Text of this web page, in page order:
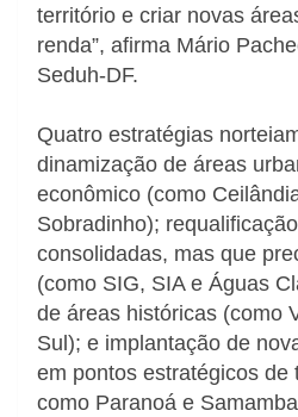
território e criar novas
renda”, afirma Mário
Seduh-DF.
Quatro estratégias
dinamização de áreas
econômico (como
Sobradinho);
consolidadas, mas que
(como SIG, SIA e Águas
de áreas históricas (como
Sul); e implantação de
em pontos estratégicos de
como Paranoá e